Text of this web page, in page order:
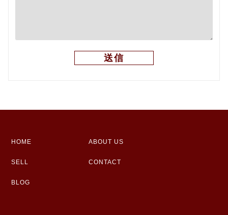
HOME ABOUT US
SELL CONTACT
BLOG